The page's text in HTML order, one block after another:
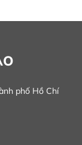
phố Hồ Chí